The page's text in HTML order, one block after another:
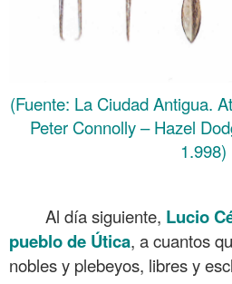
(Fuente: La Ciudad Antigua.
Peter Connolly – Hazel
1.998)
Al día siguiente, Lucio
pueblo de Útica, a cuantos
nobles y plebeyos, libres y